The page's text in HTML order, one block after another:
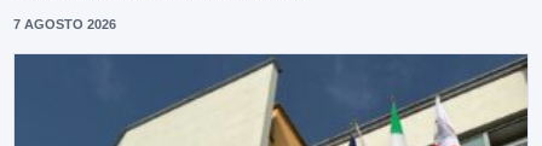
7 AGOSTO 2026